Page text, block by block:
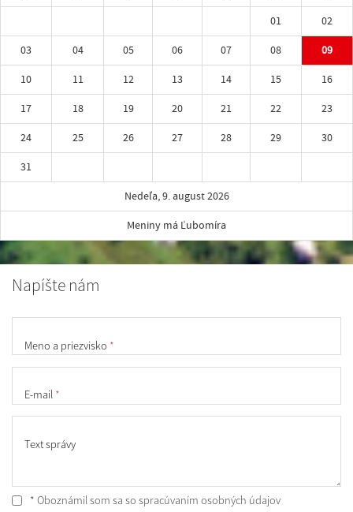
01
02
03
04 05 06 07 08
09
10
11 12 13 14 15
16
17
18 19 20 21 22
23
24
25 26 27 28 29
30
31
Nedeľa, 9. august 2026
Meniny má Ľubomíra
Napíšte nám
Meno a priezvisko *
E-mail *
Text správy
* Oboznámil som sa so spracúvaním osobných údajov